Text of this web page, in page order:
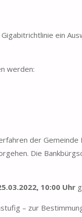
ein
werden:
der
Die
10:00 Uhr
– zur